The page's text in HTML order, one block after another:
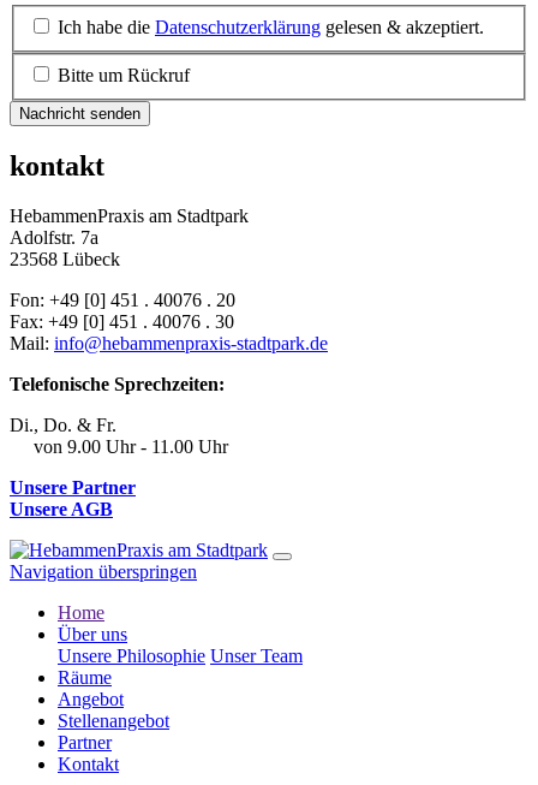
Ich habe die Datenschutzerklärung gelesen & akzeptiert.
Bitte um Rückruf
Nachricht senden
kontakt
HebammenPraxis am Stadtpark
Adolfstr. 7a
23568 Lübeck
Fon: +49 [0] 451 . 40076 . 20
Fax: +49 [0] 451 . 40076 . 30
Mail: info@hebammenpraxis-stadtpark.de
Telefonische Sprechzeiten:
Di., Do. & Fr.
von 9.00 Uhr - 11.00 Uhr
Unsere Partner
Unsere AGB
Navigation überspringen
Home
Über uns
Unsere Philosophie Unser Team
Räume
Angebot
Stellenangebot
Partner
Kontakt